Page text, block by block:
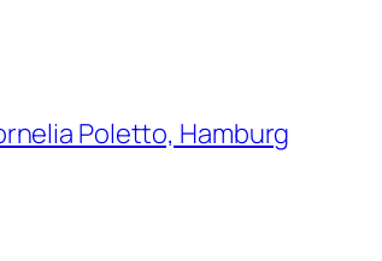
Poletto, Hamburg